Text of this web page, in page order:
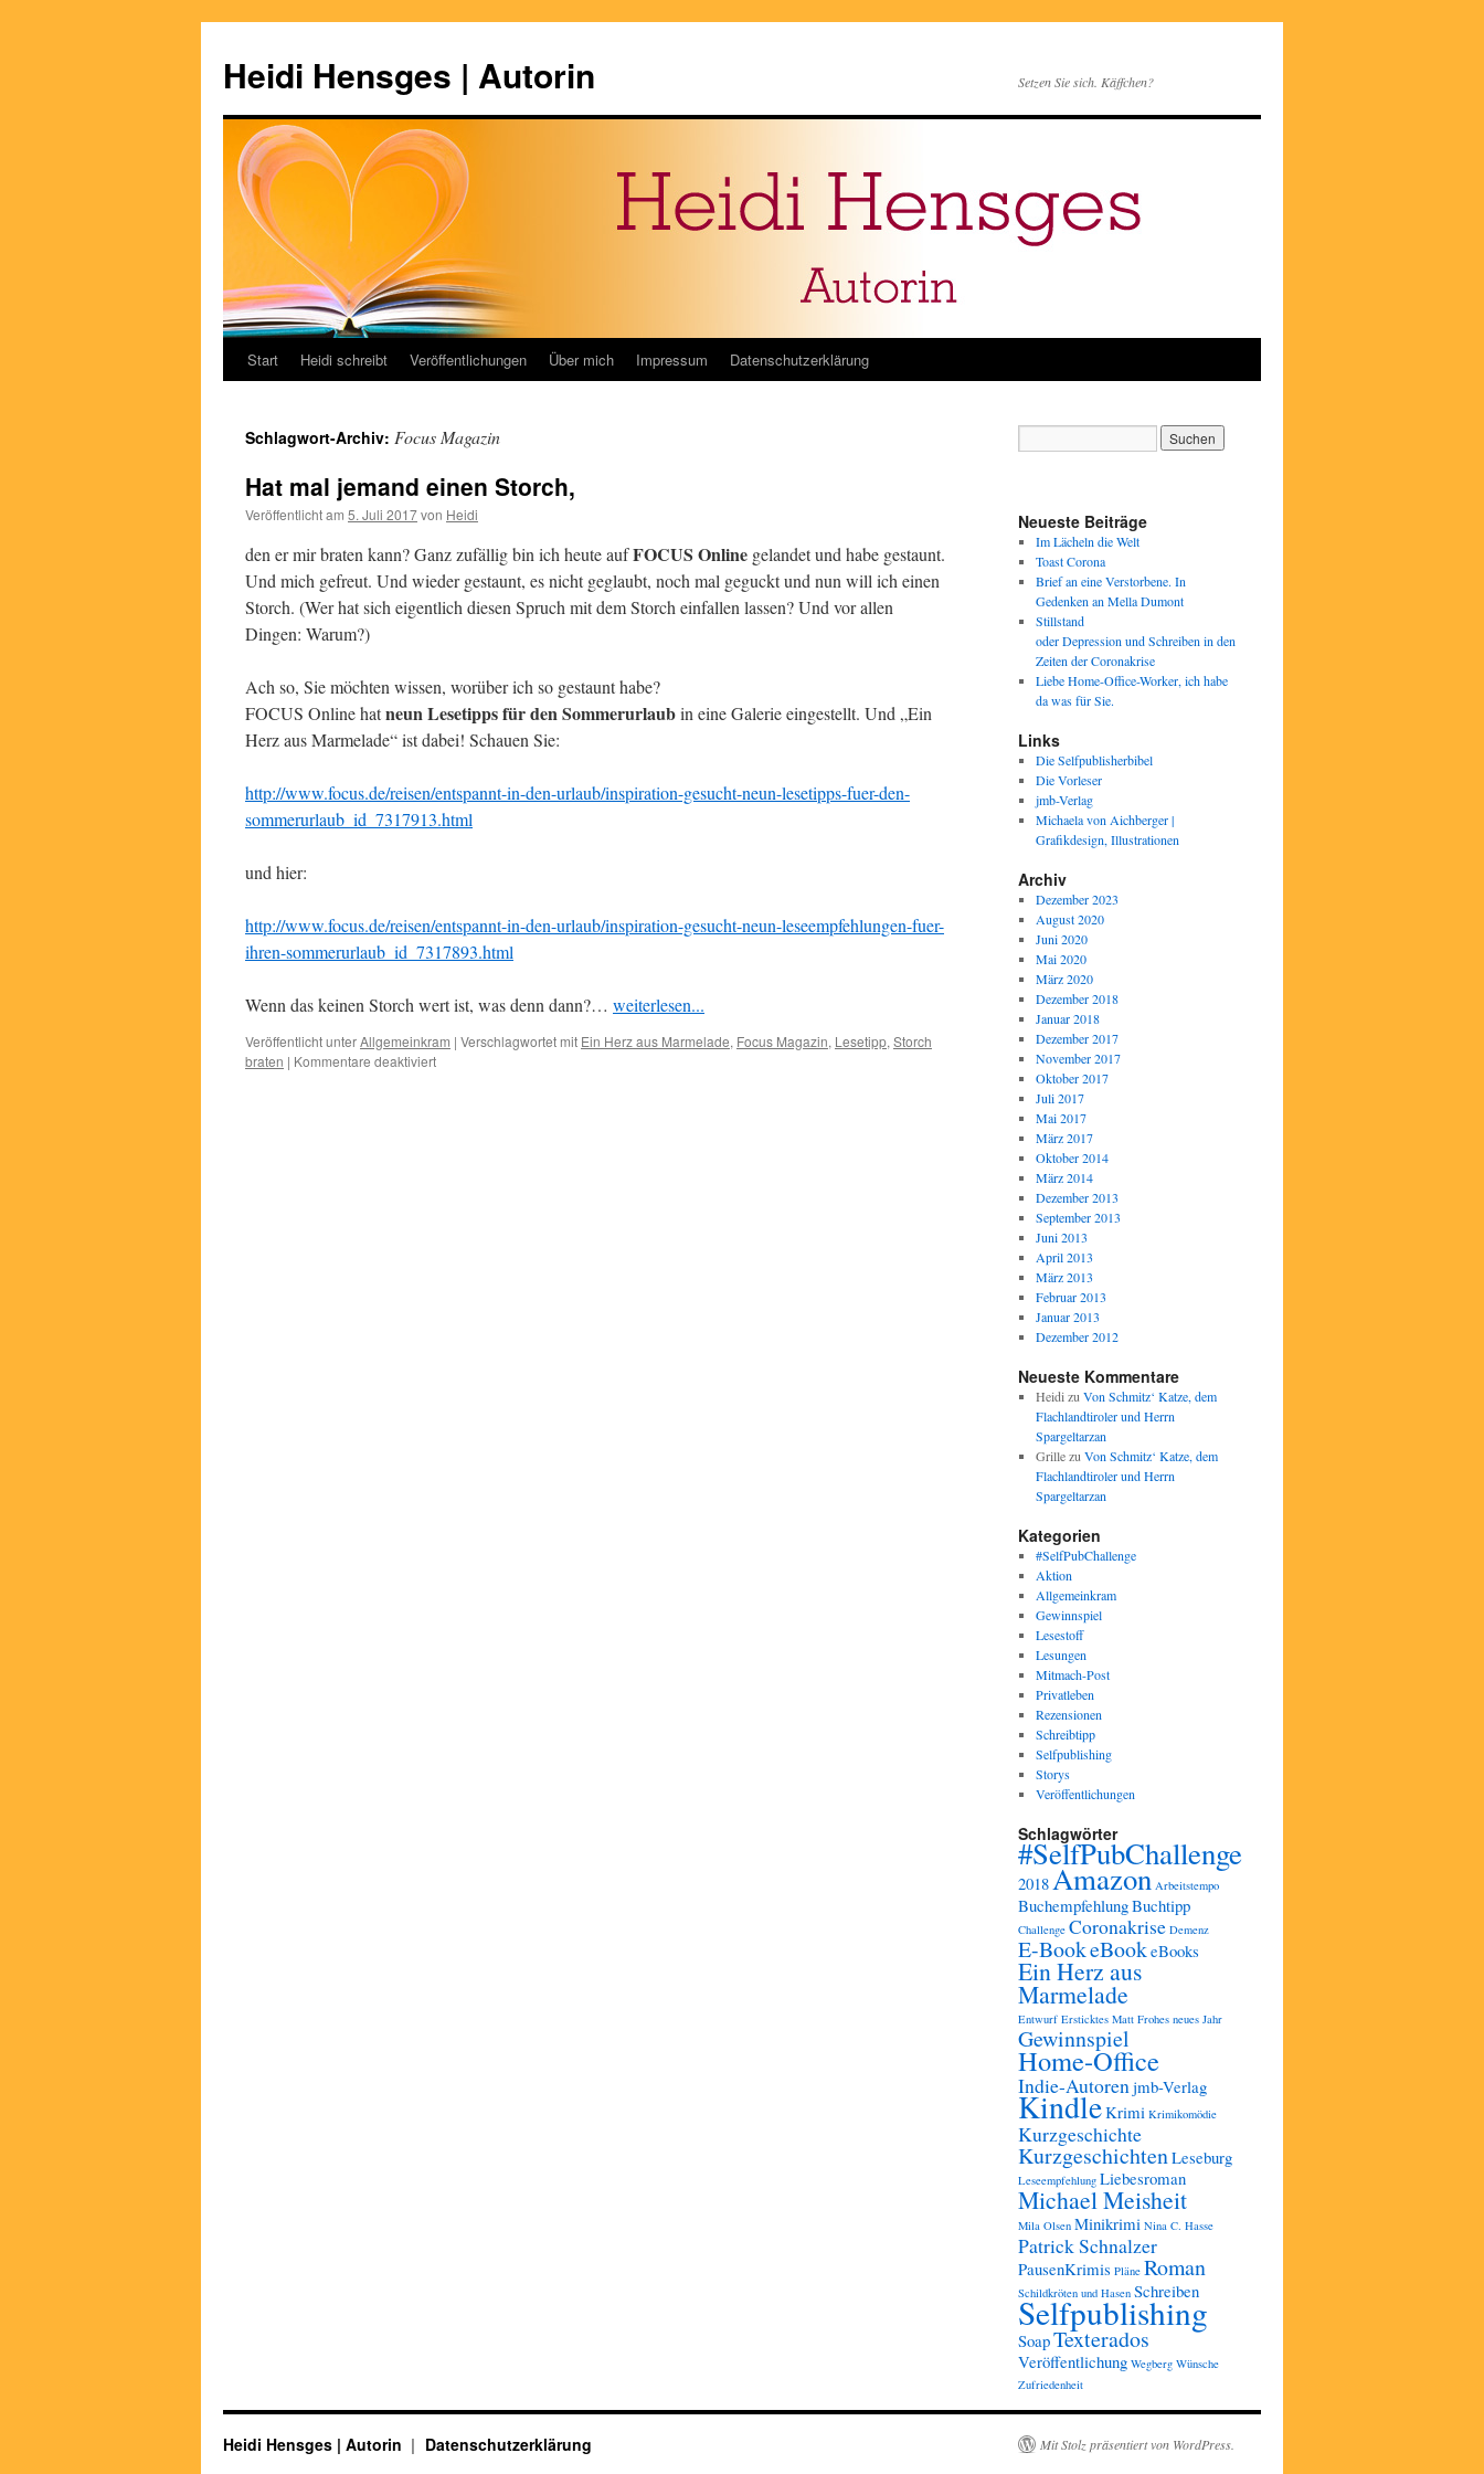
springen
Heidi Hensges | Autorin Setzen Sie sich. Käffchen?
Start Heidi schreibt Veröffentlichungen Über mich Impressum Datenschutzerklärung
Schlagwort-Archiv: Focus Magazin
Hat mal jemand einen Storch,
Veröffentlicht am 5. Juli 2017von Heidi
den er mir braten kann? Ganz zufällig bin ich heute aufFOCUS Online gelandet und habe gestaunt.
Und mich gefreut. Und wieder gestaunt, es nicht geglaubt, noch mal geguckt und nun will ich einen
Storch. (Wer hat sich eigentlich diesen Spruch mit dem Storch einfallen lassen? Und vor allen
Dingen: Warum?)
Ach so, Sie möchten wissen, worüber ich so gestaunt habe?
FOCUS Online hatneun Lesetipps für den Sommerurlaubin eine Galerie eingestellt. Und „Ein
Herz aus Marmelade“ ist dabei! Schauen Sie:
http://www.focus.de/reisen/entspannt-in-den-urlaub/inspiration-gesucht-neun-lesetipps-fuer-den-
sommerurlaub_id_7317913.html
und hier:
http://www.focus.de/reisen/entspannt-in-den-urlaub/inspiration-gesucht-neun-leseempfehlungen-fuer-
ihren-sommerurlaub_id_7317893.html
Wenn das keinen Storch wert ist, was denn dann?… weiterlesen...
Veröffentlicht unterAllgemeinkram | Verschlagwortet mit Ein Herz aus Marmelade, Focus Magazin, Lesetipp, Storch
braten | Kommentare deaktiviertfür
Neueste Beiträge
Im Lächeln die Welt
Toast Corona
Brief an eine Verstorbene. In
Gedenken an Mella Dumont
Stillstand
oder Depression und Schreiben in den
Zeiten der Coronakrise
Liebe Home-Office-Worker, ich habe
da was für Sie.
Links
Die Selfpublisherbibel
Die Vorleser
jmb-Verlag
Michaela von Aichberger |
Grafikdesign, Illustrationen
Archiv
Dezember 2023
August 2020
Juni 2020
Mai 2020
März 2020
Dezember 2018
Januar 2018
Dezember 2017
November 2017
Oktober 2017
Juli 2017
Mai 2017
März 2017
Oktober 2014
März 2014
Dezember 2013
September 2013
Juni 2013
April 2013
März 2013
Februar 2013
Januar 2013
Dezember 2012
Neueste Kommentare
Heidi zu Von Schmitz‘ Katze, dem
Flachlandtiroler und Herrn
Spargeltarzan
Grillezu Von Schmitz‘ Katze, dem
Flachlandtiroler und Herrn
Spargeltarzan
Kategorien
#SelfPubChallenge
Aktion
Allgemeinkram
Gewinnspiel
Lesestoff
Lesungen
Mitmach-Post
Privatleben
Rezensionen
Schreibtipp
Selfpublishing
Storys
Veröffentlichungen
Schlagwörter
#SelfPubChallenge
2018Amazon Arbeitstempo
BuchempfehlungBuchtipp
Challenge Coronakrise Demenz
E-BookeBookeBooks
Ein Herz aus
Marmelade
Entwurf Ersticktes Matt Frohes neues Jahr
Gewinnspiel
Home-Office
Indie-Autorenjmb-Verlag
KindleKrimi Krimikomödie
Kurzgeschichte
KurzgeschichtenLeseburg
Leseempfehlung Liebesroman
Michael Meisheit
Mila Olsen Minikrimi Nina C. Hasse
Patrick Schnalzer
PausenKrimis Pläne Roman
Schildkröten und Hasen Schreiben
Selfpublishing
SoapTexterados
Veröffentlichung Wegberg Wünsche
Zufriedenheit
Heidi Hensges | Autorin Datenschutzerklärung Mit Stolz präsentiert von WordPress.